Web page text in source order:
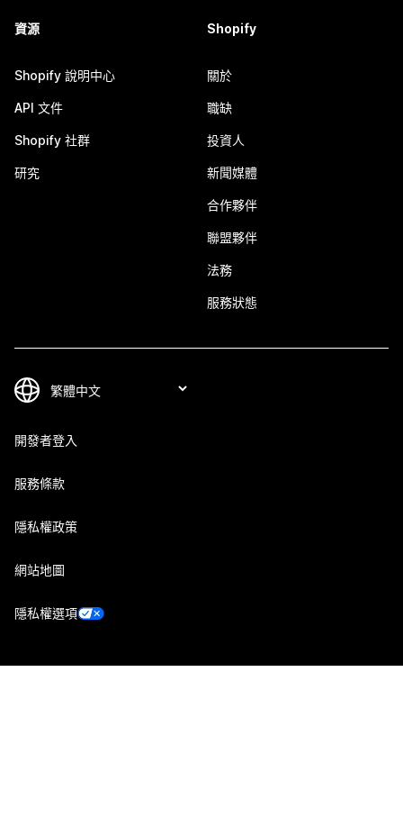
資源
Shopify 說明中心
API 文件
Shopify 社群
研究
Shopify
關於
職缺
投資人
新聞媒體
合作夥伴
聯盟夥伴
法務
服務狀態
開發者登入
服務條款
隱私權政策
網站地圖
隱私權選項